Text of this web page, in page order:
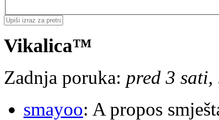
Vikalica™
Zadnja poruka: pred 3
smayoo: A propos